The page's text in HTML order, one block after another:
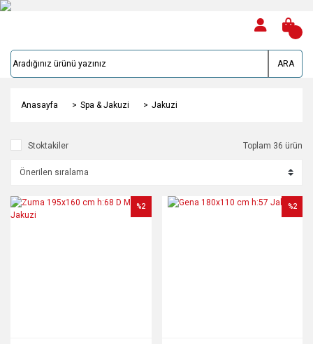
ARA
Anasayfa Spa & Jakuzi Jakuzi
Stoktakiler Toplam 36 ürün
%2 %2